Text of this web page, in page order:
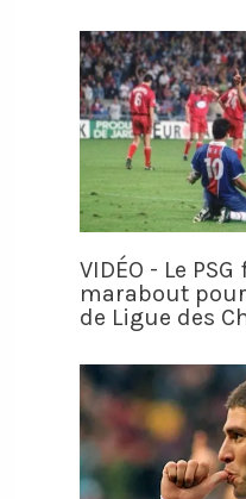
VIDÉO - Le
marabout
de Ligue des